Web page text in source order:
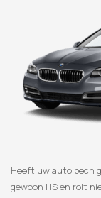
Heeft uw auto pech
gewoon HS en rolt